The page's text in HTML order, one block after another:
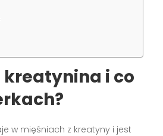
kreatynina i co
w mięśniach z kreatyny i jest